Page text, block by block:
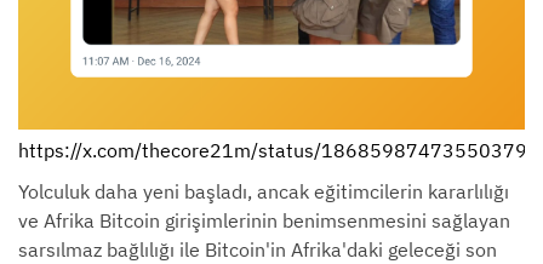
https://x.com/thecore21m/status/
Yolculuk daha yeni başladı, ancak eğitimcilerin kararlılığı
ve Afrika Bitcoin girişimlerinin benimsenmesini sağlayan
sarsılmaz bağlılığı ile Bitcoin'in Afrika'daki geleceği son